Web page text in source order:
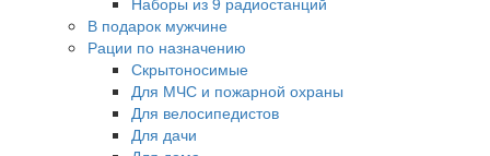
В подарок мужчине
Рации по назначению
Скрытоносимые
Для МЧС и пожарной охраны
Для велосипедистов
Для дачи